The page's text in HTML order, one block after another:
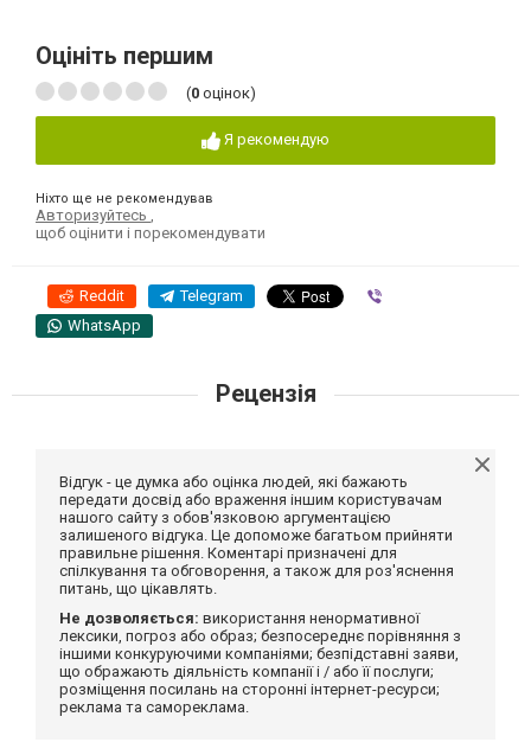
Оцініть першим
(0 оцінок)
Я рекомендую
Ніхто ще не рекомендував
Авторизуйтесь
щоб оцінити і порекомендувати
Reddit Telegram
WhatsApp
Рецензія
Відгук - це думка або оцінка людей, які бажають
передати досвід або враження іншим користувачам
нашого сайту з обов'язковою аргументацією
залишеного відгука. Це допоможе багатьом прийняти
правильне рішення. Коментарі призначені для
спілкування та обговорення, а також для роз'яснення
питань, що цікавлять.
Не дозволяється: використання ненормативної
лексики, погроз або образ; безпосереднє порівняння з
іншими конкуруючими компаніями; безпідставні заяви,
що ображають діяльність компанії і / або її послуги;
розміщення посилань на сторонні інтернет-ресурси;
реклама та самореклама.